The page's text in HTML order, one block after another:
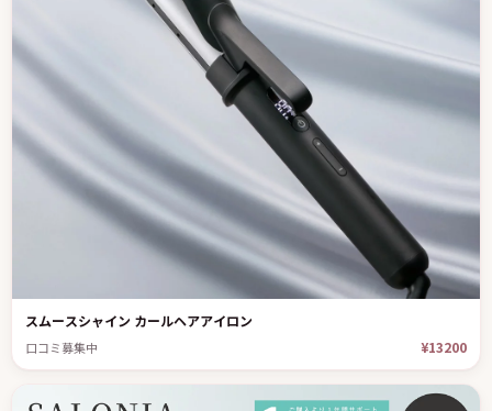
スムースシャイン カールヘアアイロン
口コミ募集中 ¥13200